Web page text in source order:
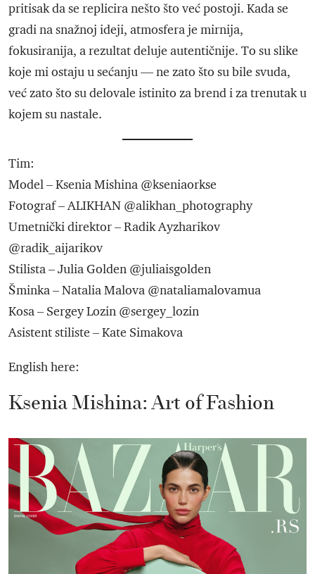
pritisak da se replicira nešto što već postoji. Kada se
gradi na snažnoj ideji, atmosfera je mirnija,
fokusiranija, a rezultat deluje autentičnije. To su slike
koje mi ostaju u sećanju — ne zato što su bile svuda,
već zato što su delovale istinito za brend i za trenutak u
kojem su nastale.
Tim:
Model – Ksenia Mishina @kseniaorkse
Fotograf – ALIKHAN @alikhan_photography
Umetnički direktor – Radik Ayzharikov
@radik_aijarikov
Stilista – Julia Golden @juliaisgolden
Šminka – Natalia Malova @nataliamalovamua
Kosa – Sergey Lozin @sergey_lozin
Asistent stiliste – Kate Simakova
English here:
Ksenia Mishina: Art of Fashion